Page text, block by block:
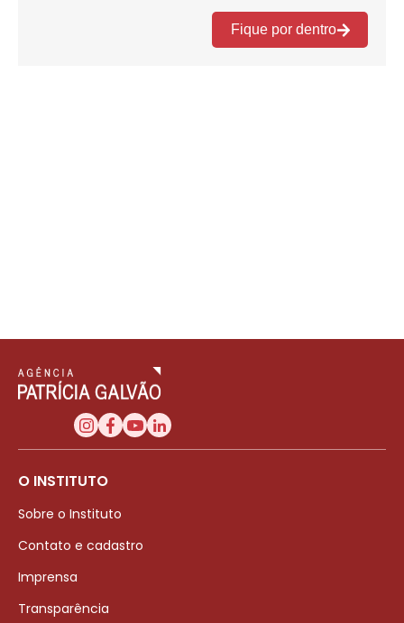
O INSTITUTO
Sobre o Instituto
Contato e cadastro
Imprensa
Transparência